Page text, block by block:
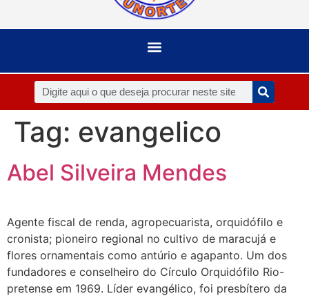
Tag: evangelico
Abel Silveira Mendes
Agente fiscal de renda, agropecuarista, orquidófilo e
cronista; pioneiro regional no cultivo de maracujá e
flores ornamentais como antúrio e agapanto. Um dos
fundadores e conselheiro do Círculo Orquidófilo Rio-
pretense em 1969. Líder evangélico, foi presbítero da